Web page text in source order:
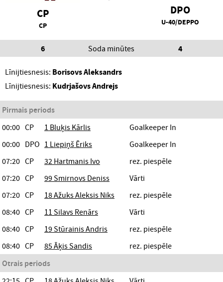
CP
CP
DPO
U-40/DEPPO
6 Soda minūtes 4
Līnijtiesnesis: Borisovs Aleksandrs
Līnijtiesnesis: Kudrjašovs Andrejs
Pirmais periods
00:00 CP 1 Bluķis Kārlis
Goalkeeper In
00:00 DPO 1 Liepiņš Ēriks
Goalkeeper In
07:20 CP 32 Hartmanis Ivo
rez. piespēle
07:20 CP 99 Smirnovs Deniss
Vārti
07:20 CP 18 Ažuks Aleksis Niks
rez. piespēle
08:40 CP 11 Silavs Renārs
Vārti
08:40 CP 19 Stūrainis Andris
rez. piespēle
08:40 CP 85 Āķis Sandis
rez. piespēle
Otrais periods